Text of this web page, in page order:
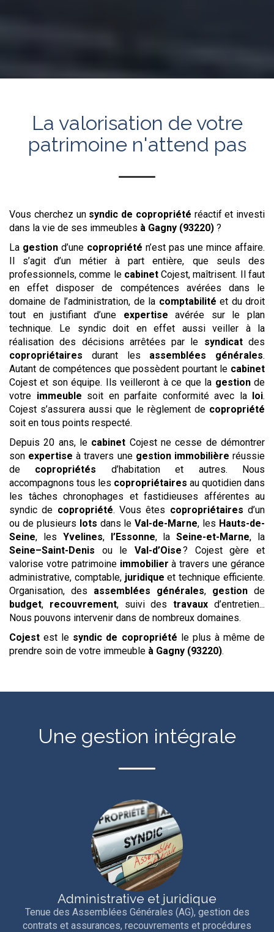
La valorisation de votre
patrimoine n'attend pas
Vous cherchez un syndic de copropriété réactif et investi
dans la vie de ses immeubles à Gagny (93220) ?
La gestion d’une copropriété n’est pas une mince affaire.
Il s’agit d’un métier à part entière, que seuls des
professionnels, comme le cabinetCojest, maîtrisent. Il faut
en effet disposer de compétences avérées dans le
domaine de l’administration, de la comptabilité et du droit
tout en justifiant d’une expertise avérée sur le plan
technique. Le syndic doit en effet aussi veiller à la
réalisation des décisions arrêtées par le syndicatdes
copropriétaires durant les assemblées générales.
Autant de compétences que possèdent pourtant le cabinet
Cojest et son équipe. Ils veilleront à ce que la gestionde
votre immeuble soit en parfaite conformité avec la loi.
Cojest s’assurera aussi que le règlement de copropriété
soit en tous points respecté.
Depuis 20 ans, le cabinet Cojest ne cesse de démontrer
son expertise à travers une gestion immobilière réussie
de copropriétés d’habitation et autres. Nous
accompagnons tous les copropriétaires au quotidien dans
les tâches chronophages et fastidieuses afférentes au
syndic de copropriété. Vous êtes copropriétaires d’un
ou de plusieurs lots dans leVal-de-Marne, les Hauts-de-
Seine, les Yvelines, l’Essonne, laSeine-et-Marne, la
Seine–Saint-Denis ou le Val-d’Oise? Cojest gère et
valorise votre patrimoine immobilier à travers une gérance
administrative, comptable, juridique et technique efficiente.
Organisation, des assemblées générales, gestion de
budget, recouvrement, suivi destravaux d’entretien...
Nous pouvons intervenir dans de nombreux domaines.
Cojest est le syndic de copropriété le plus à même de
prendre soin de votre immeuble à Gagny (93220).
Une gestion intégrale
Administrative et juridique
Tenue des Assemblées Générales (AG), gestion des
contrats et assurances, recouvrements et procédures